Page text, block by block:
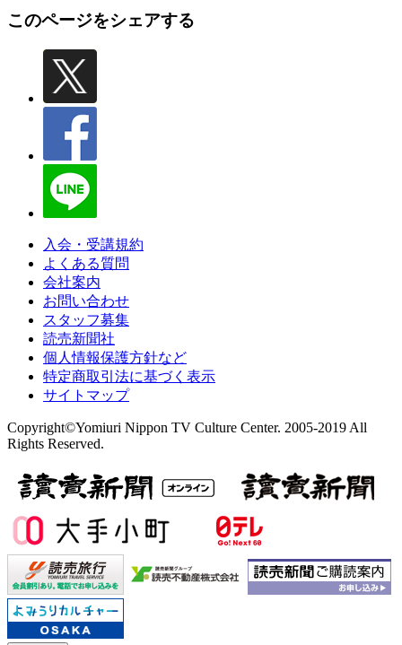
このページをシェアする
入会・受講規約
よくある質問
会社案内
お問い合わせ
スタッフ募集
読売新聞社
個人情報保護方針など
特定商取引法に基づく表示
サイトマップ
Copyright©Yomiuri Nippon TV Culture Center. 2005-2019 All
Rights Reserved.